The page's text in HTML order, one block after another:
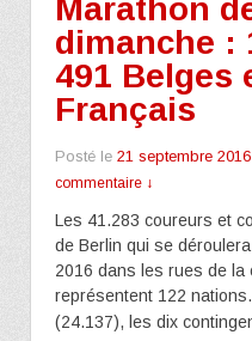
Marathon
dimanche :
491 Belges
Français
Posté le 21 septembre 2016
commentaire ↓
Les 41.283 coureurs et
de Berlin qui se
2016 dans les rues de la
représentent 122
(24.137), les dix